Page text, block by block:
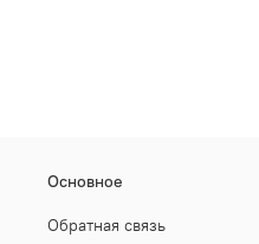
Основное
Обратная связь